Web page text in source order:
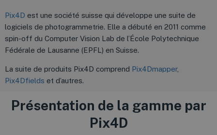
Pix4D est une société suisse qui développe une suite de
logiciels de photogrammetrie. Elle a débuté en 2011 comme
spin-off du Computer Vision Lab de l’École Polytechnique
Fédérale de Lausanne (EPFL) en Suisse.
La suite de produits Pix4D comprend Pix4Dmapper,
Pix4Dfields et d’autres.
Présentation de la gamme par
Pix4D